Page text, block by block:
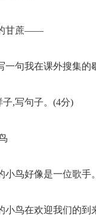
甘蔗——
写一句我在课
子,写句子。(4分)
小鸟好像是一位歌手
小鸟在欢迎我们的到